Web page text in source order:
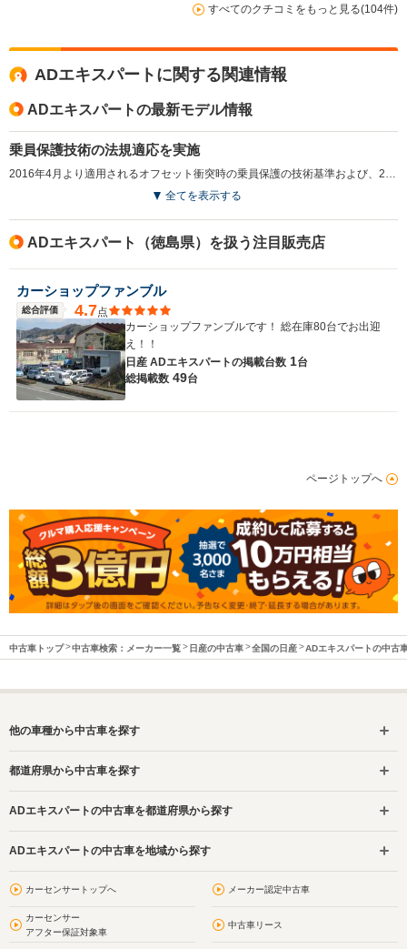
すべてのクチコミをもっと見る(104件)
ADエキスパートに関する関連情報
ADエキスパートの最新モデル情報
乗員保護技術の法規適応を実施
全てを表示する
ADエキスパート（徳島県）を扱う注目販売店
カーショップファンブル
総合評価 4.7点
カーショップファンブルです！ 総在庫80台でお出迎
え！！
日産 ADエキスパートの掲載台数 1台
総掲載数 49台
ページトップへ
中古車トップ 中古車検索：メーカー一覧 日産の中古車 全国の日産 ADエキスパートの中古
他の車種から中古車を探す
都道府県から中古車を探す
ADエキスパートの中古車を都道府県から探す
ADエキスパートの中古車を地域から探す
カーセンサートップへ メーカー認定中古車
カーセンサー
アフター保証対象車
中古車リース